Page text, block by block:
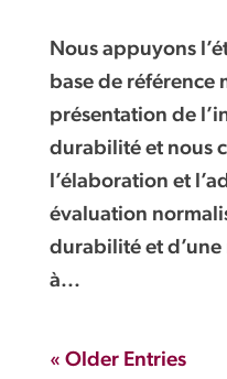
Nous appuyons
base de référence
présentation de
durabilité et nous
l’élaboration et
évaluation
durabilité et
à...
« Older Entries